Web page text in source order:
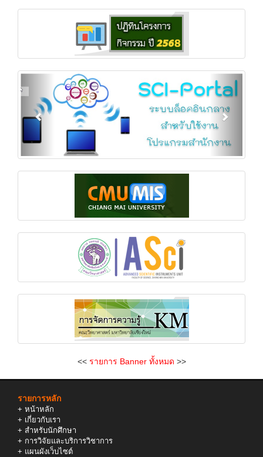
<< รายการ Banner ทั้งหมด >>
รายการหลัก
+ หน้าหลัก
+ เกี่ยวกับเรา
+ สำหรับนักศึกษา
+ การวิจัยและบริการวิชาการ
+ แผนผังเว็บไซต์